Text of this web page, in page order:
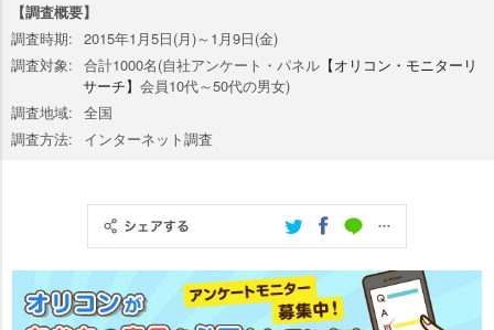
【調査概要】
調査時期: 2015年1月5日(月)～1月9日(金)
調査対象: 合計1000名(自社アンケート・パネル 【オリコン・モニターリ
サーチ】 会員10代～50代の男女)
調査地域: 全国
調査方法:
インターネット調査